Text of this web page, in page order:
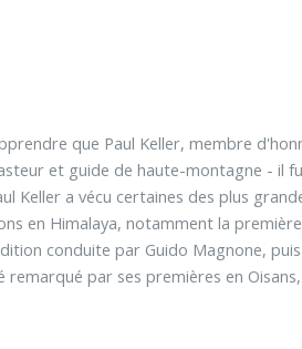
que Paul Keller, membre
et guide de haute-montagne - il
Keller a vécu certaines des plus
en Himalaya, notamment la
conduite par Guido Magnone,
remarqué par ses premières en